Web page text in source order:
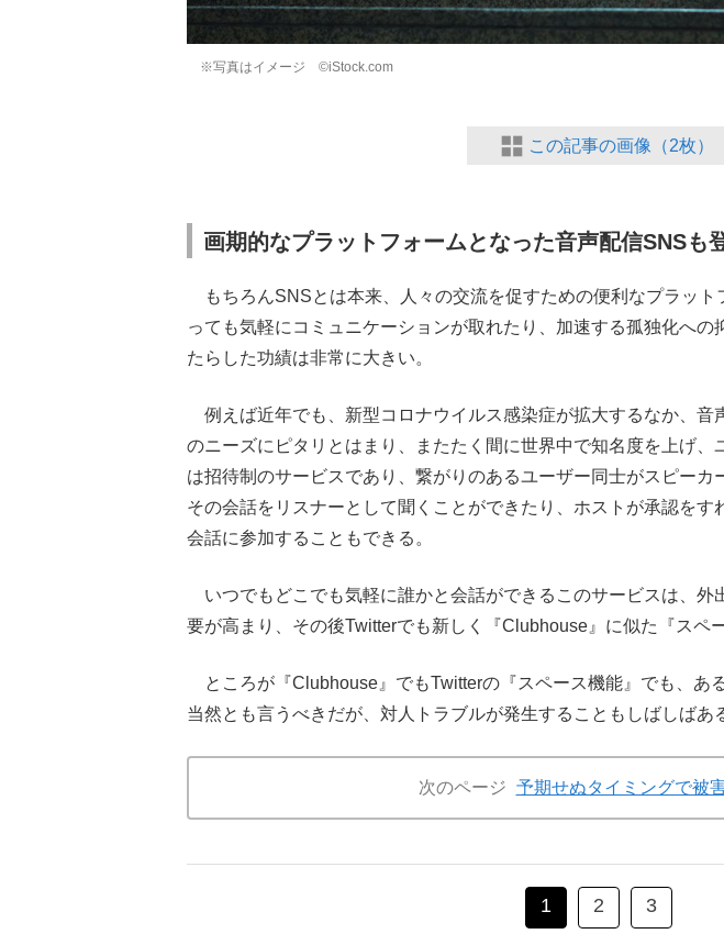
※写真はイメージ ©iStock.com
この記事の画像（2枚）
画期的なプラットフォームとなった音声配信SNSも
もちろんSNSとは本来、人々の交流を促すための便利なプラット
っても気軽にコミュニケーションが取れたり、加速する孤独化への
たらした功績は非常に大きい。
例えば近年でも、新型コロナウイルス感染症が拡大するなか、音
のニーズにピタリとはまり、またたく間に世界中で知名度を上げ、
は招待制のサービスであり、繋がりのあるユーザー同士がスピーカ
その会話をリスナーとして聞くことができたり、ホストが承認をす
会話に参加することもできる。
いつでもどこでも気軽に誰かと会話ができるこのサービスは、外
要が高まり、その後Twitterでも新しく『Clubhouse』に似た『スペ
ところが『Clubhouse』でもTwitterの『スペース機能』でも、あ
当然とも言うべきだが、対人トラブルが発生することもしばしばあ
次のページ 予期せぬタイミングで
1 2 3